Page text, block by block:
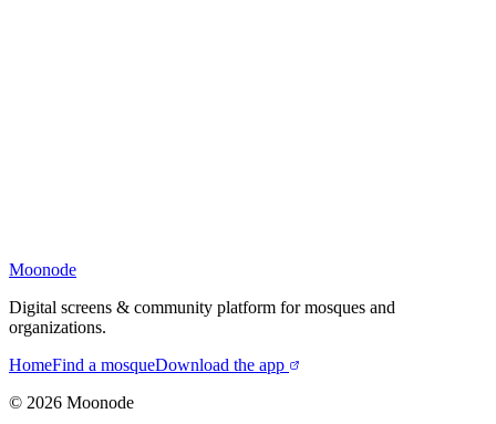
Moonode
Digital screens & community platform for mosques and
organizations.
HomeFind a mosqueDownload the app
© 2026 Moonode